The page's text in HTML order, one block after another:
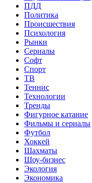
ПДД
Политика
Происшествия
Психология
Рынки
Сериалы
Софт
Спорт
ТВ
Теннис
Технологии
Тренды
Фигурное катание
Фильмы и сериалы
Футбол
Хоккей
Шахматы
Шоу-бизнес
Экология
Экономика